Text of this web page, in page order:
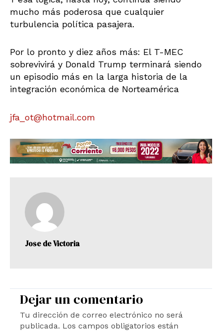
mucho más poderosa que cualquier
turbulencia política pasajera.
Por lo pronto y diez años más: El T-MEC
sobrevivirá y Donald Trump terminará siendo
un episodio más en la larga historia de la
integración económica de Norteamérica
jfa_ot@hotmail.com
Jose de Victoria
Dejar un comentario
Tu dirección de correo electrónico no será
publicada. Los campos obligatorios están